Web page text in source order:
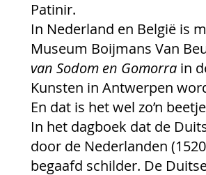
Patinir.
In Nederland en België is
Museum Boijmans Van
van Sodom en Gomorra in
Kunsten in Antwerpen
En dat is het wel zo’n
In het dagboek dat de
door de Nederlanden
begaafd schilder. De